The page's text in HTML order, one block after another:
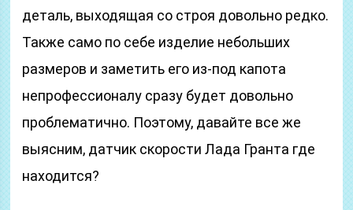
деталь, выходящая со строя довольно редко.
Также само по себе изделие небольших
размеров и заметить его из-под капота
непрофессионалу сразу будет довольно
проблематично. Поэтому, давайте все же
выясним, датчик скорости Лада Гранта где
находится?